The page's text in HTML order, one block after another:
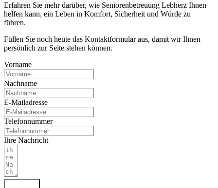
Erfahren Sie mehr darüber, wie Seniorenbetreuung Lebherz Ihnen
helfen kann, ein Leben in Komfort, Sicherheit und Würde zu
führen.
Füllen Sie noch heute das Kontaktformular aus, damit wir Ihnen
persönlich zur Seite stehen können.
Vorname
Nachname
E-Mailadresse
Telefonnummer
Ihre Nachricht